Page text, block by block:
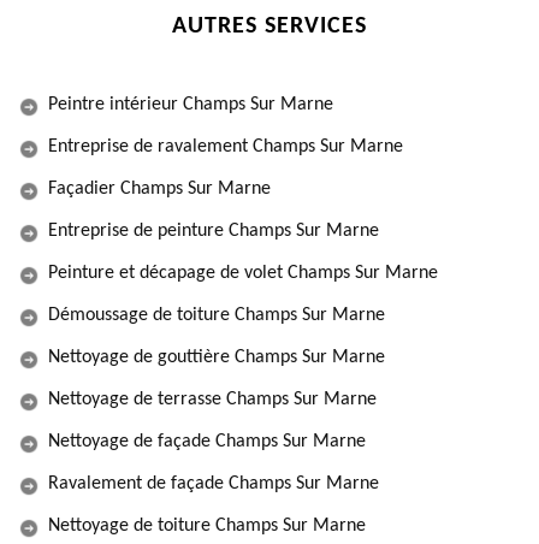
AUTRES SERVICES
Peintre intérieur Champs Sur Marne
Entreprise de ravalement Champs Sur Marne
Façadier Champs Sur Marne
Entreprise de peinture Champs Sur Marne
Peinture et décapage de volet Champs Sur Marne
Démoussage de toiture Champs Sur Marne
Nettoyage de gouttière Champs Sur Marne
Nettoyage de terrasse Champs Sur Marne
Nettoyage de façade Champs Sur Marne
Ravalement de façade Champs Sur Marne
Nettoyage de toiture Champs Sur Marne